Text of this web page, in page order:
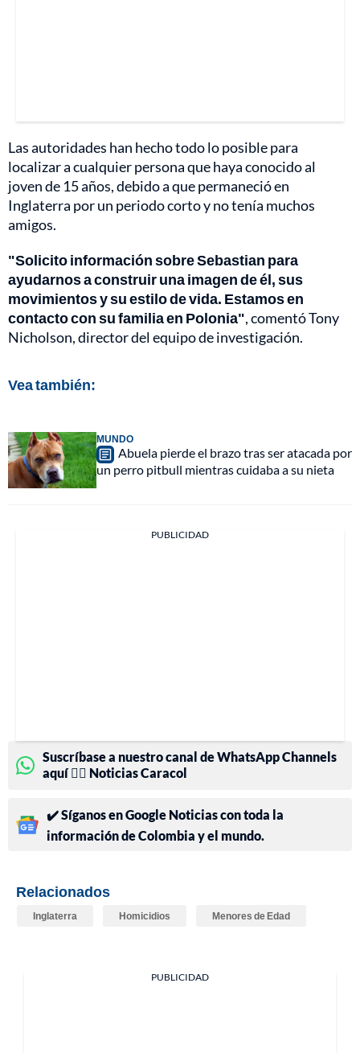
Las autoridades han hecho todo lo posible para
localizar a cualquier persona que haya conocido al
joven de 15 años, debido a que permaneció en
Inglaterra por un periodo corto y no tenía muchos
amigos.
"Solicito información sobre Sebastian para
ayudarnos a construir una imagen de él, sus
movimientos y su estilo de vida. Estamos en
contacto con su familia en Polonia", comentó Tony
Nicholson, director del equipo de investigación.
Vea también:
MUNDO
Abuela pierde el brazo tras ser atacada por
un perro pitbull mientras cuidaba a su nieta
PUBLICIDAD
Suscríbase a nuestro canal de WhatsApp Channels
aquí 👉🏻 Noticias Caracol
✔️ Síganos en Google Noticias con toda la
información de Colombia y el mundo.
Relacionados
Inglaterra Homicidios Menores de Edad
PUBLICIDAD